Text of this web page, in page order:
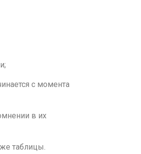
с момента
в их
таблицы.